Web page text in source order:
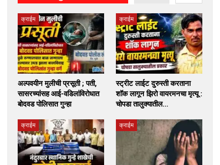
क्राईम
अल्पवयीन मुलीची प्रसूती ; पती,
सासरच्यांसह आई-वडिलांविरोधात
बोदवड पोलिसात गुन्हा
क्राईम
स्ट्रीट लाईट दुरुस्ती करताना
शॉक लागून झिरो वायरमनचा मृत्यू :
चोपडा तालुक्यातील…
क्राईम क्राईम